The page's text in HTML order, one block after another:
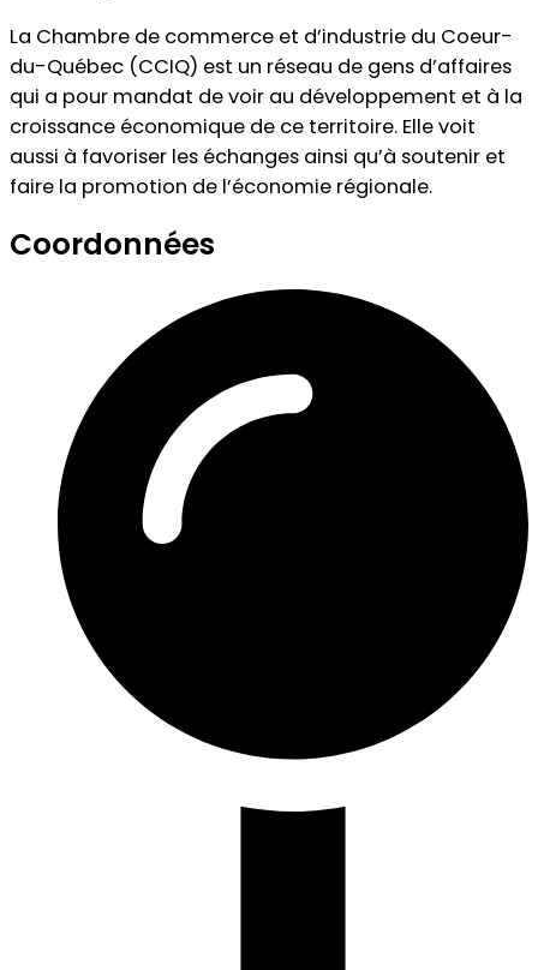
La Chambre de commerce et d’industrie du Coeur-
du-Québec (CCIQ) est un réseau de gens d’affaires
qui a pour mandat de voir au développement et à la
croissance économique de ce territoire. Elle voit
aussi à favoriser les échanges ainsi qu’à soutenir et
faire la promotion de l’économie régionale.
Coordonnées